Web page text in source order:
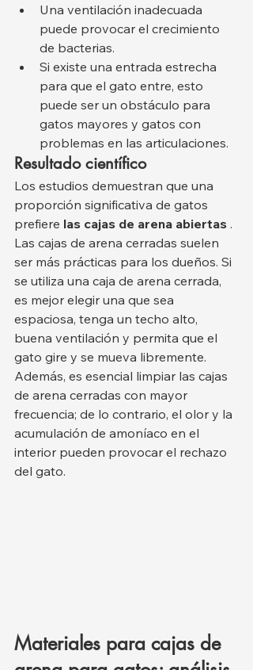
Una ventilación inadecuada
puede provocar el crecimiento
de bacterias.
Si existe una entrada estrecha
para que el gato entre, esto
puede ser un obstáculo para
gatos mayores y gatos con
problemas en las articulaciones.
Resultado científico
Los estudios demuestran que una
proporción significativa de gatos
prefiere las cajas de arena abiertas .
Las cajas de arena cerradas suelen
ser más prácticas para los dueños. Si
se utiliza una caja de arena cerrada,
es mejor elegir una que sea
espaciosa, tenga un techo alto,
buena ventilación y permita que el
gato gire y se mueva libremente.
Además, es esencial limpiar las cajas
de arena cerradas con mayor
frecuencia; de lo contrario, el olor y la
acumulación de amoníaco en el
interior pueden provocar el rechazo
del gato.
Materiales para cajas de